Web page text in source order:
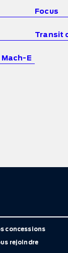
Focus
Transit
E
concessions
rejoindre